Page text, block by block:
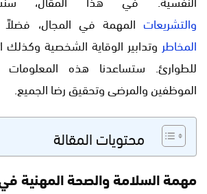
والتشريعات المهمة في المجال،
المخاطر وتدابير الوقاية الشخصية
للطوارئ. ستساعدنا هذه
الموظفين والمرضى وتحقيق رضا الجميع.
محتويات المقالة
مهمة السلامة والصحة المهنية في